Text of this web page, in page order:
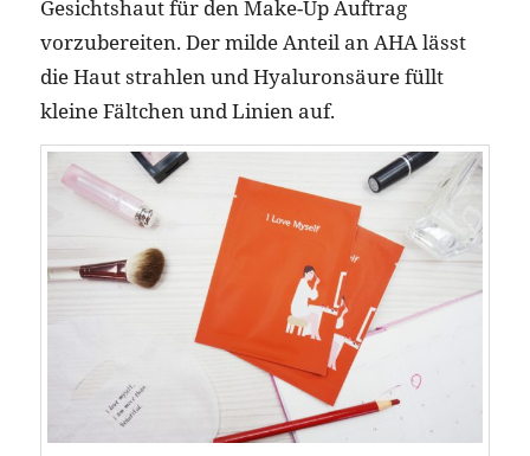
Gesichtshaut für den Make-Up Auftrag
vorzubereiten. Der milde Anteil an AHA lässt
die Haut strahlen und Hyaluronsäure füllt
kleine Fältchen und Linien auf.